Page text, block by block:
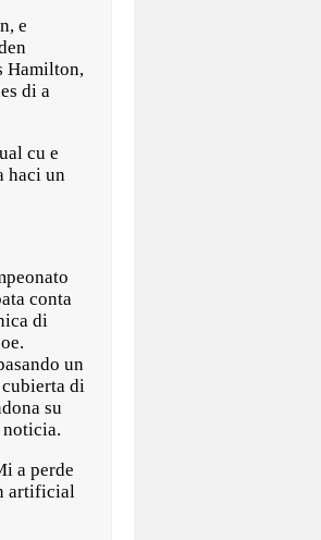
e
Hamilton,
di a
cu e
haci un
conta
di
un
cubierta di
su
noticia.
a perde
artificial